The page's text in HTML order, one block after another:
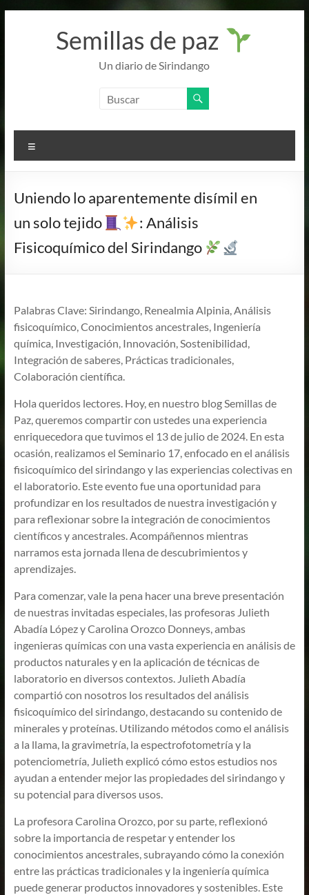
Semillas de paz
Un diario de Sirindango
Uniendo lo aparentemente disímil en
un solo tejido
: Análisis
Fisicoquímico del Sirindango
Palabras Clave: Sirindango, Renealmia Alpinia, Análisis
fisicoquímico, Conocimientos ancestrales, Ingeniería
química, Investigación, Innovación, Sostenibilidad,
Integración de saberes, Prácticas tradicionales,
Colaboración científica.
Hola queridos lectores. Hoy, en nuestro blog Semillas de
Paz, queremos compartir con ustedes una experiencia
enriquecedora que tuvimos el 13 de julio de 2024. En esta
ocasión, realizamos el Seminario 17, enfocado en el análisis
fisicoquímico del sirindango y las experiencias colectivas en
el laboratorio. Este evento fue una oportunidad para
profundizar en los resultados de nuestra investigación y
para reflexionar sobre la integración de conocimientos
científicos y ancestrales. Acompáñennos mientras
narramos esta jornada llena de descubrimientos y
aprendizajes.
Para comenzar, vale la pena hacer una breve presentación
de nuestras invitadas especiales, las profesoras Julieth
Abadía López y Carolina Orozco Donneys, ambas
ingenieras químicas con una vasta experiencia en análisis de
productos naturales y en la aplicación de técnicas de
laboratorio en diversos contextos. Julieth Abadía
compartió con nosotros los resultados del análisis
fisicoquímico del sirindango, destacando su contenido de
minerales y proteínas. Utilizando métodos como el análisis
a la llama, la gravimetría, la espectrofotometría y la
potenciometría, Julieth explicó cómo estos estudios nos
ayudan a entender mejor las propiedades del sirindango y
su potencial para diversos usos.
La profesora Carolina Orozco, por su parte, reflexionó
sobre la importancia de respetar y entender los
conocimientos ancestrales, subrayando cómo la conexión
entre las prácticas tradicionales y la ingeniería química
puede generar productos innovadores y sostenibles. Este